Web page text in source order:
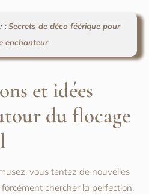
:Secrets de déco féérique pour
enchanteur
et idées
du flocage
vous tentez de nouvelles
chercher la perfection.